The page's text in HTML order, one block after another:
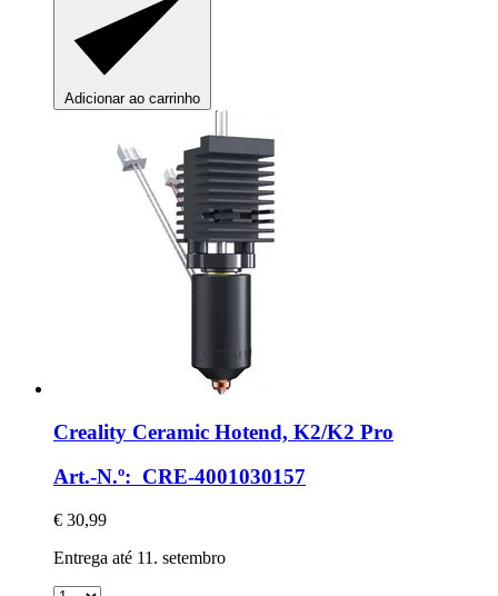
Adicionar ao carrinho
Creality Ceramic Hotend, K2/K2 Pro
Art.-N.º: CRE-4001030157
€ 30,99
Entrega até 11. setembro